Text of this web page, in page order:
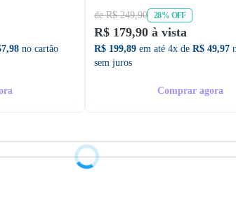
no cartão
de R$ 249,90 28% OFF
R$ 179,90 à vista
R$ 199,89 em até 4x de R$ 49,97
sem juros
Comprar agora